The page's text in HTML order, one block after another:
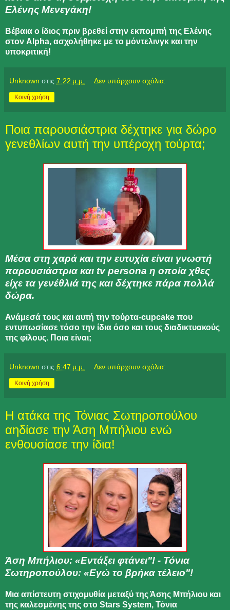
Ελένης Μενεγάκη!
Βέβαια ο ίδιος πριν βρεθεί στην εκπομπή της Ελένης
στον Alpha, ασχολήθηκε με το μόντελινγκ και την
υποκριτική!
Unknown στις 7:22 μ.μ. Δεν υπάρχουν σχόλια:
Κοινή χρήση
Ποια παρουσιάστρια δέχτηκε για δώρο
γενεθλίων αυτή την υπέροχη τούρτα;
Μέσα στη χαρά και την ευτυχία είναι γνωστή
παρουσιάστρια και tv persona η οποία χθες
είχε τα γενέθλιά της και δέχτηκε πάρα πολλά
δώρα.
Ανάμεσά τους και αυτή την τούρτα-cupcake που
εντυπωσίασε τόσο την ίδια όσο και τους διαδικτυακούς
της φίλους. Ποια είναι;
Unknown στις 6:47 μ.μ. Δεν υπάρχουν σχόλια:
Κοινή χρήση
Η ατάκα της Τόνιας Σωτηροπούλου
αηδίασε την Άση Μπήλιου ενώ
ενθουσίασε την ίδια!
Άση Μπήλιου: «Εντάξει φτάνει"! - Τόνια
Σωτηροπούλου: «Εγώ το βρήκα τέλειο"!
Μια απίστευτη στιχομυθία μεταξύ της Άσης Μπήλιου και
της καλεσμένης της στο Stars System, Τόνια